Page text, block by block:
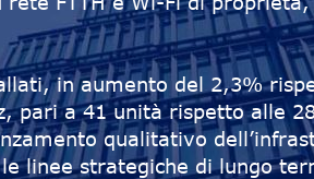
in aumento del 2,3%
pari a 41 unità rispetto alle
qualitativo
linee strategiche di lungo